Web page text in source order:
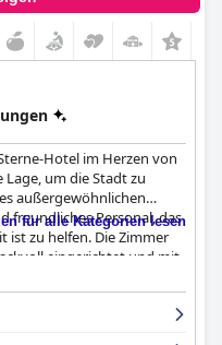
Hotel im Herzen von
um die Stadt zu
außergewöhnlichen
freundliches Personal, das
ist zu helfen. Die Zimmer
eingerichtet und mit
ist einfach
und köstlichen
Gebäck und frischen
ist das Hotel
für alle Kategorien lesen